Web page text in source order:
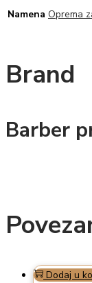
Namena Oprema
Brand
Barber
Dodaj u